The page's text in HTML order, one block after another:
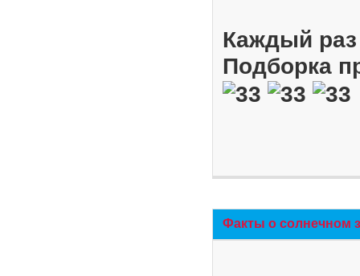
Каждый
Подборка
Факты о солнечном